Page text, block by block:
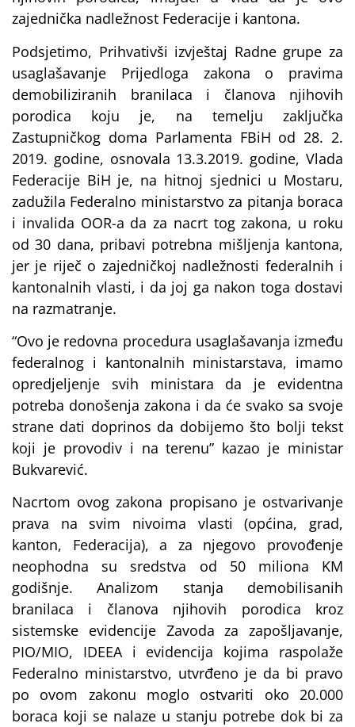
zajednička nadležnost Federacije i kantona.
Podsjetimo, Prihvativši izvještaj Radne grupe za
usaglašavanje Prijedloga zakona o pravima
demobiliziranih branilaca i članova njihovih
porodica koju je, na temelju zaključka
Zastupničkog doma Parlamenta FBiH od 28. 2.
2019. godine, osnovala 13.3.2019. godine, Vlada
Federacije BiH je, na hitnoj sjednici u Mostaru,
zadužila Federalno ministarstvo za pitanja boraca
i invalida OOR-a da za nacrt tog zakona, u roku
od 30 dana, pribavi potrebna mišljenja kantona,
jer je riječ o zajedničkoj nadležnosti federalnih i
kantonalnih vlasti, i da joj ga nakon toga dostavi
na razmatranje.
“Ovo je redovna procedura usaglašavanja između
federalnog i kantonalnih ministarstava, imamo
opredjeljenje svih ministara da je evidentna
potreba donošenja zakona i da će svako sa svoje
strane dati doprinos da dobijemo što bolji tekst
koji je provodiv i na terenu” kazao je ministar
Bukvarević.
Nacrtom ovog zakona propisano je ostvarivanje
prava na svim nivoima vlasti (općina, grad,
kanton, Federacija), a za njegovo provođenje
neophodna su sredstva od 50 miliona KM
godišnje. Analizom stanja demobilisanih
branilaca i članova njihovih porodica kroz
sistemske evidencije Zavoda za zapošljavanje,
PIO/MIO, IDEEA i evidencija kojima raspolaže
Federalno ministarstvo, utvrđeno je da bi pravo
po ovom zakonu moglo ostvariti oko 20.000
boraca koji se nalaze u stanju potrebe dok bi za